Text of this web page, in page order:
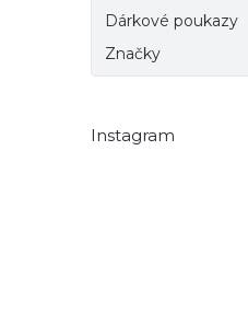
Dárkové poukazy
Značky
Instagram